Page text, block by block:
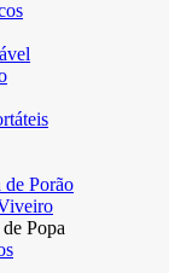
de Porão
Popa